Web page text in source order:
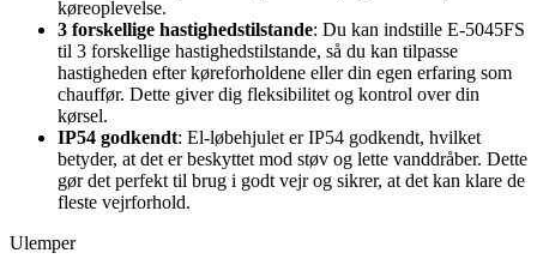
køreoplevelse.
3 forskellige hastighedstilstande: Du kan indstille E-5045FS
til 3 forskellige hastighedstilstande, så du kan tilpasse
hastigheden efter køreforholdene eller din egen erfaring som
chauffør. Dette giver dig fleksibilitet og kontrol over din
kørsel.
IP54 godkendt: El-løbehjulet er IP54 godkendt, hvilket
betyder, at det er beskyttet mod støv og lette vanddråber. Dette
gør det perfekt til brug i godt vejr og sikrer, at det kan klare de
fleste vejrforhold.
Ulemper